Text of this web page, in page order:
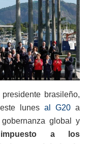
brasileño,
lunesal G20 a
global y
a los